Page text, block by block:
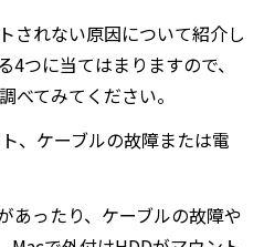
されない原因について紹介し
4つに当てはまりますので、
べてみてください。
、ケーブルの故障または電
あったり、ケーブルの故障や